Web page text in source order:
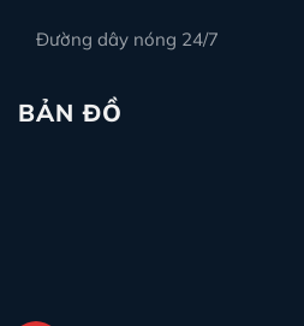
Đường dây nóng 24/7
BẢN ĐỒ